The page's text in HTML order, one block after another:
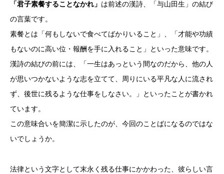
「君子素餐することなかれ」 は前述の漢詩、「与山田生」の結び
の言葉です。
素餐とは「何もしないで食べてばかりいること」、「才能や功績
もないのに高い位・報酬を手に入れること」といった意味です。
漢詩の結びの前には、「一生はあっという間なのだから、他の人
が思いつかないような志を立てて、周りにいる平凡な人に流され
ず、後世に残るような仕事をしなさい。」といったことが書かれ
ています。
この意味合いを簡潔に示したのが、今回のことばになるのではな
いでしょうか。
法律という文字として末永く残る仕事にかかわった、彼らしい言